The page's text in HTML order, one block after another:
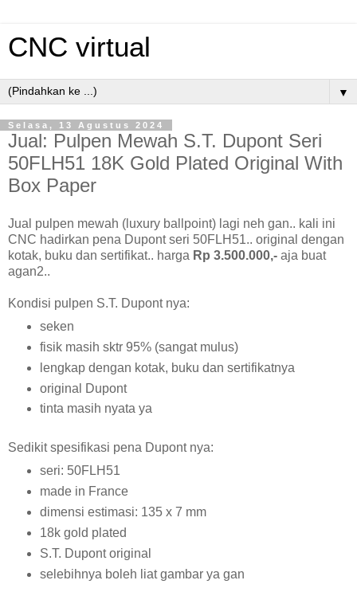
CNC virtual
▼
Selasa, 13 Agustus 2024
Jual: Pulpen Mewah S.T. Dupont Seri
50FLH51 18K Gold Plated Original With
Box Paper
Jual pulpen mewah (luxury ballpoint) lagi neh gan.. kali ini
CNC hadirkan pena Dupont seri 50FLH51.. original dengan
kotak, buku dan sertifikat.. harga Rp 3.500.000,- aja buat
agan2..
Kondisi pulpen S.T. Dupont nya:
seken
fisik masih sktr 95% (sangat mulus)
lengkap dengan kotak, buku dan sertifikatnya
original Dupont
tinta masih nyata ya
Sedikit spesifikasi pena Dupont nya:
seri: 50FLH51
made in France
dimensi estimasi: 135 x 7 mm
18k gold plated
S.T. Dupont original
selebihnya boleh liat gambar ya gan